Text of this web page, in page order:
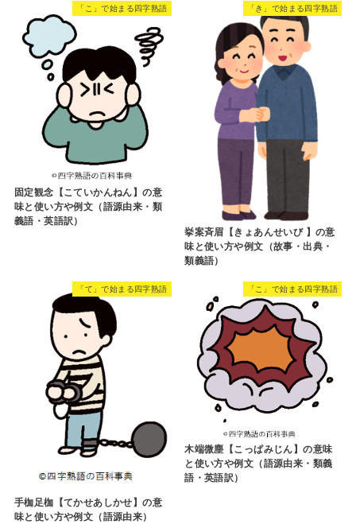
「こ」で始まる四字熟語
固定観念【こていかんねん】の意
味と使い方や例文（語源由来・類
義語・英語訳）
「き」で始まる四字熟語
挙案斉眉【きょあんせいび 】の意
味と使い方や例文（故事・出典・
類義語）
「て」で始まる四字熟語
手枷足枷【てかせあしかせ】の意
味と使い方や例文（語源由来）
「こ」で始まる四字熟語
木端微塵【こっぱみじん】の意味
と使い方や例文（語源由来・類義
語・英語訳）